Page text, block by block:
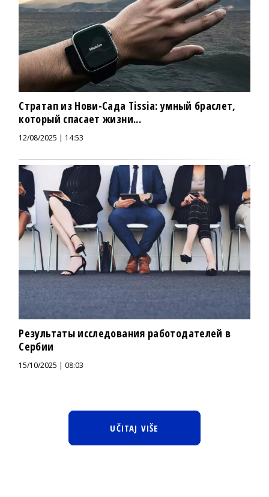
Стратап из Нови-Сада Tissia: умный браслет,
который спасает жизни...
12/08/2025 | 14:53
Результаты исследования работодателей в
Сербии
15/10/2025 | 08:03
UČITAJ VIŠE